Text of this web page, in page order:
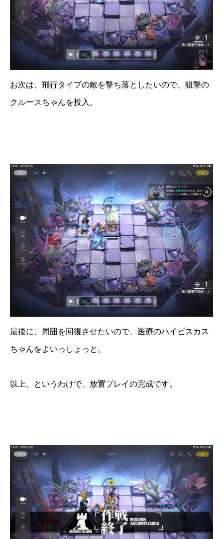
お次は、飛行タイプの敵を撃ち落としたいので、狙撃の
クルースちゃんを投入。
最後に、周囲を回復させたいので、医療のハイビスカス
ちゃんをよいっしょっと。
以上。というわけで、放置プレイの完成です。